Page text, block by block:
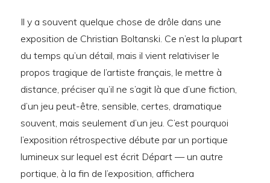
Il y a souvent quelque chose de drôle dans une
exposition de Christian Boltanski. Ce n’est la plupart
du temps qu’un détail, mais il vient relativiser le
propos tragique de l’artiste français, le mettre à
distance, préciser qu’il ne s’agit là que d’une fiction,
d’un jeu peut-être, sensible, certes, dramatique
souvent, mais seulement d’un jeu. C’est pourquoi
l’exposition rétrospective débute par un portique
lumineux sur lequel est écrit Départ — un autre
portique, à la fin de l’exposition, affichera